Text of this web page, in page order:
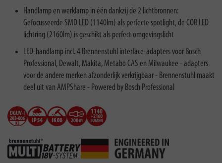
Handlamp en werklamp in één dankzij de 2 lichtbronnen:
Gefocusseerde SMD LED (1140lm) als perfecte spotlight, de COB LED
lichtring (2160lm) is geschikt als perfect omgevingslicht
LED-handlamp incl. 4 Brennenstuhl interface-adapters voor Bosch
Professional, Dewalt, Makita, Metabo CAS en Milwaukee - adapters
voor de andere merken afzonderlijk verkrijgbaar - Brennenstuhl maakt
deel uit van AMPShare - Powered by Bosch Professional